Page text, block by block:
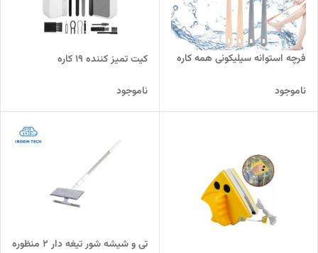
فرچه استوانه سیلیکونی همه کاره
ناموجود
کیت تمیز کننده ۱۹ کاره
ناموجود
تی و شیشه شور تیغه دار 2 منظوره